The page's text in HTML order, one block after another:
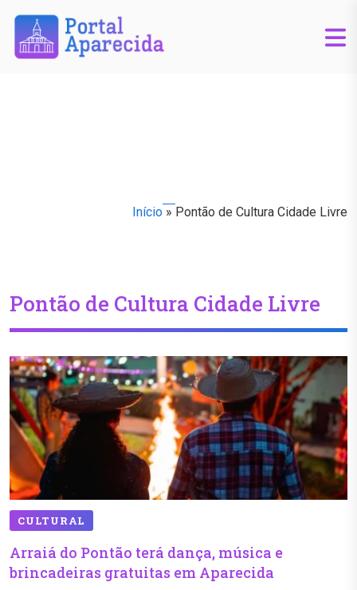
Início » Pontão de Cultura Cidade Livre
Pontão de Cultura Cidade Livre
CULTURAL
Arraiá do Pontão terá dança, música e
brincadeiras gratuitas em Aparecida